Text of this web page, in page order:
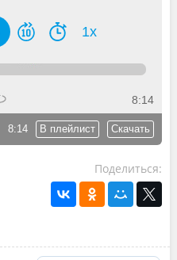
1x
8:14
8:14 В плейлист Скачать
Поделиться: